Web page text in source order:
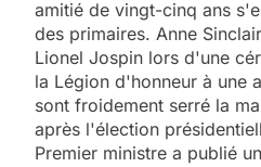
amitié de vingt-cinq ans
des primaires. Anne
Lionel Jospin lors d'une
la Légion d'honneur à une
sont froidement serré la
après l'élection
Premier ministre a publié